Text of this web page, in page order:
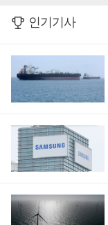
인기기사